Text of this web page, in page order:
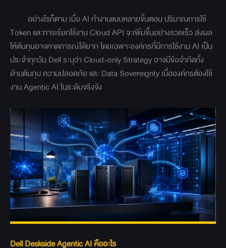
อย่างไรก็ตาม เมื่อ AI ทำงานแบบหลายขั้นตอน ปริมาณการใช้
Token และการเรียกใช้งาน Cloud API จะเพิ่มขึ้นอย่างรวดเร็ว ส่งผล
ให้ต้นทุนอาจคาดการณ์ได้ยาก โดยเฉพาะองค์กรที่มีการใช้งาน AI เป็น
ประจำทุกวัน Dell ระบุว่า Cloud-only Strategy อาจมีข้อจำกัดทั้ง
ด้านต้นทุน ความปลอดภัย และ Data Sovereignty เมื่อองค์กรต้องใช้
งาน Agentic AI ในระดับจริงจัง
Dell Deskside Agentic AI คืออะไร